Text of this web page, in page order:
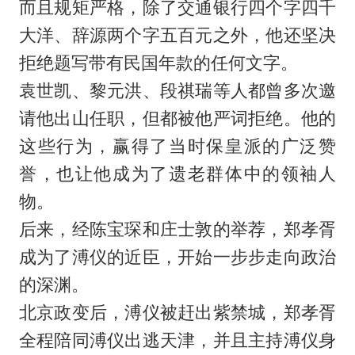
而且规矩严格，除了交通银行四个字四千
大洋、辞源两个字五百元之外，他还坚决
拒绝题写带有民国年款的任何文字。
袁世凯、黎元洪、段祺瑞等人都曾多次邀
请他出山任职，但都被他严词拒绝。他的
这些行为，赢得了当时保皇派的广泛赞
誉，也让他成为了遗老群体中的领袖人
物。
后来，经陈宝琛和庄士敦的举荐，郑孝胥
成为了溥仪的近臣，开始一步步走向政治
的深渊。
北京政变后，溥仪被赶出紫禁城，郑孝胥
全程陪同溥仪出逃天津，并且主持溥仪身